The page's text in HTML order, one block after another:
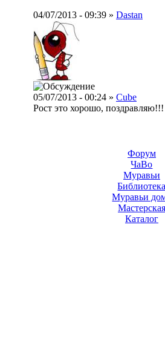
04/07/2013 - 09:39 » Dastan
05/07/2013 - 00:24 » Cube
Рост это хорошо, поздравляю!!!
Форум
ЧаВо
Муравьи
Муравьи
Мастерская
Каталог